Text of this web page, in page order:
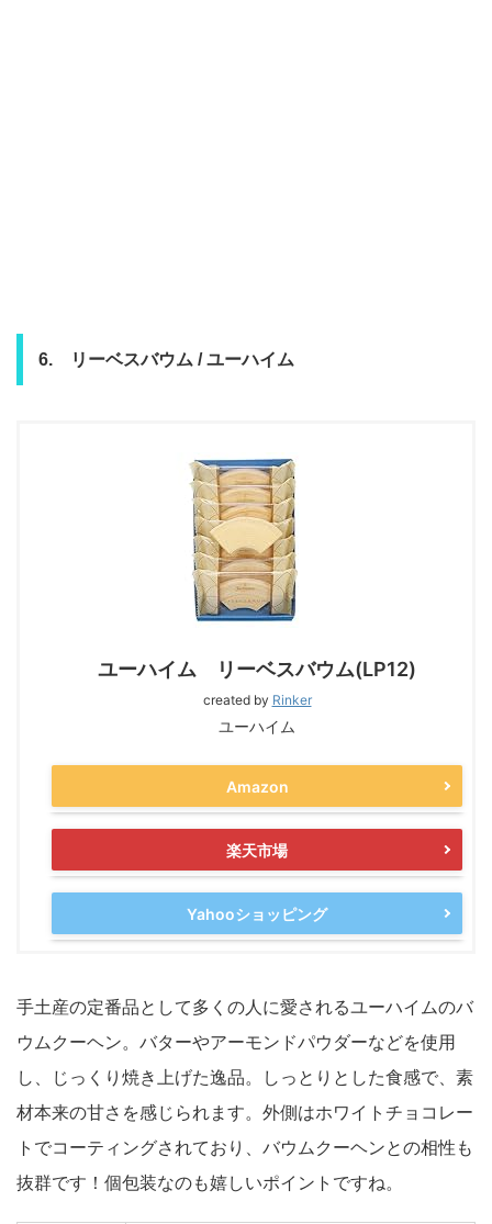
6. リーベスバウム / ユーハイム
ユーハイム リーベスバウム(LP12)
created by Rinker
ユーハイム
Amazon
楽天市場
Yahooショッピング
手土産の定番品として多くの人に愛されるユーハイムのバ
ウムクーヘン。バターやアーモンドパウダーなどを使用
し、じっくり焼き上げた逸品。しっとりとした食感で、素
材本来の甘さを感じられます。外側はホワイトチョコレー
トでコーティングされており、バウムクーヘンとの相性も
抜群です！個包装なのも嬉しいポイントですね。